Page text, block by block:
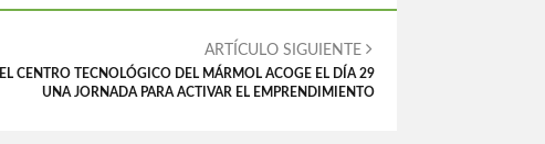
ARTÍCULO SIGUIENTE
EL CENTRO TECNOLÓGICO DEL MÁRMOL ACOGE EL DÍA 29
UNA JORNADA PARA ACTIVAR EL EMPRENDIMIENTO